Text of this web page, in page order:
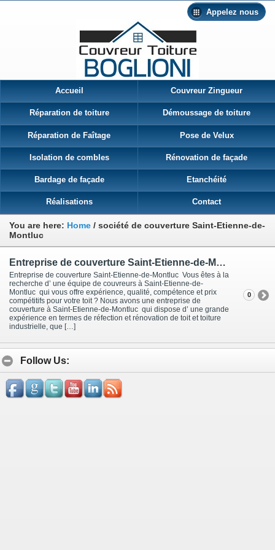
Appelez nous
Accueil Couvreur Zingueur
Réparation de toiture Démoussage de toiture
Réparation de Faîtage Pose de Velux
Isolation de combles Rénovation de façade
Bardage de façade Etanchéité
Réalisations Contact
You are here: Home / société de couverture Saint-Etienne-de-
Montluc
Entreprise de couverture Saint-Etienne-de-Montluc
Entreprise de couverture Saint-Etienne-de-Montluc Vous êtes à la
recherche d’ une équipe de couvreurs à Saint-Etienne-de-
Montluc qui vous offre expérience, qualité, compétence et prix
compétitifs pour votre toit ? Nous avons une entreprise de
couverture à Saint-Etienne-de-Montluc qui dispose d’ une grande
expérience en termes de réfection et rénovation de toit et toiture
industrielle, que […]
0
Follow Us: